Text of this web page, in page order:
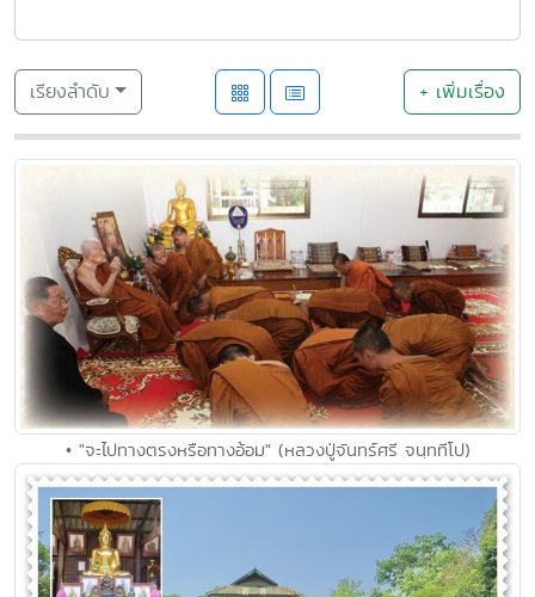
เรียงลำดับ + เพิ่มเรื่อง
• "จะไปทางตรงหรือทางอ้อม" (หลวงปู่จันทร์ศรี จนฺททีโป)